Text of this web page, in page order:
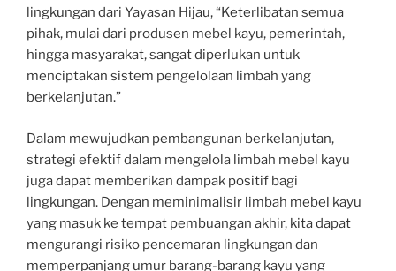
lingkungan dari Yayasan Hijau, “Keterlibatan semua
pihak, mulai dari produsen mebel kayu, pemerintah,
hingga masyarakat, sangat diperlukan untuk
menciptakan sistem pengelolaan limbah yang
berkelanjutan.”
Dalam mewujudkan pembangunan berkelanjutan,
strategi efektif dalam mengelola limbah mebel kayu
juga dapat memberikan dampak positif bagi
lingkungan. Dengan meminimalisir limbah mebel kayu
yang masuk ke tempat pembuangan akhir, kita dapat
mengurangi risiko pencemaran lingkungan dan
memperpanjang umur barang-barang kayu yang